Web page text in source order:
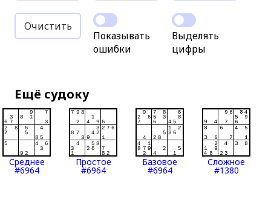
Очистить
Показывать
ошибки
Выделять
цифры
Ещё судоку
Среднее
#6964
Простое
#6964
Базовое
#6964
Сложное
#1380